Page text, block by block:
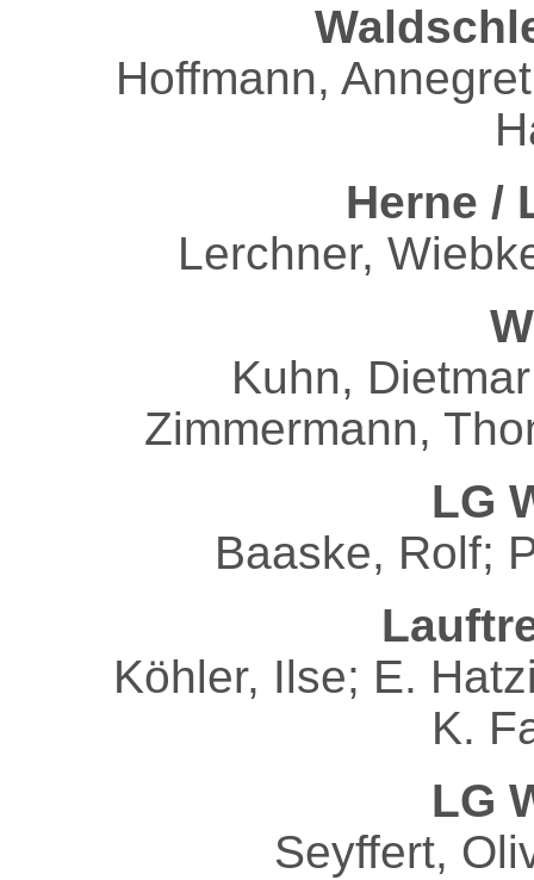
Hoffmann,
Herne /
Lerchner,
Kuhn,
Zimmermann,
LG
Baaske, Rolf;
Köhler, Ilse; E.
K.
LG
Seyffert,